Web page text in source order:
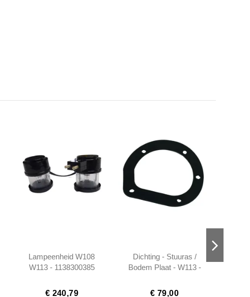
Lampeenheid W108
W113 - 1138300385
€ 240,79
Dichting - Stuuras /
Bodem Plaat - W113 -
€ 79,00